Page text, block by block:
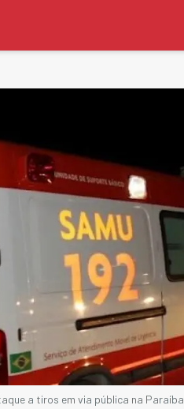
a tiros em via pública na Paraíba